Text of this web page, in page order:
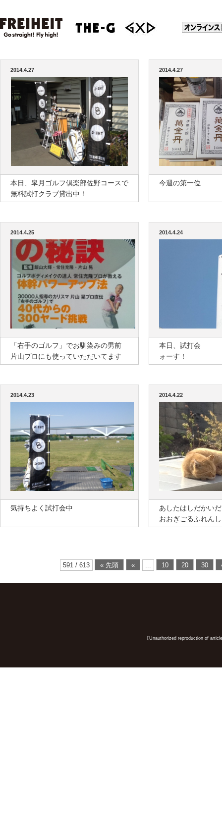
2014.4.27
本日、皐月ゴルフ倶楽部佐野コースで
無料試打クラブ貸出中！
2014.4.27
今週の第一位
2014.4.25
「右手のゴルフ」でお馴染みの男前
片山プロにも使っていただいてます
2014.4.24
本日、
ォーす！
2014.4.23
気持ちよく試打会中
2014.4.22
あしたはし
おおぎごるふれん
591 / 613 « 先頭 « ... 10 20 30
【Unauthorized reproduction of